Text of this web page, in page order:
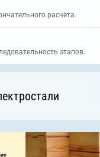
расчёта.
этапов.